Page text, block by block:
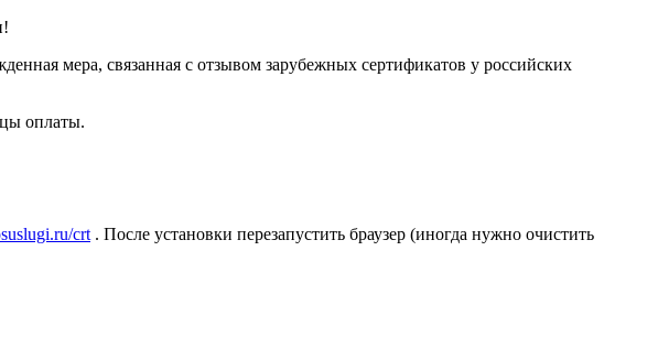
мера, связанная с отзывом зарубежных сертификатов у российских
оплаты.
crt . После установки перезапустить браузер (иногда нужно очистить